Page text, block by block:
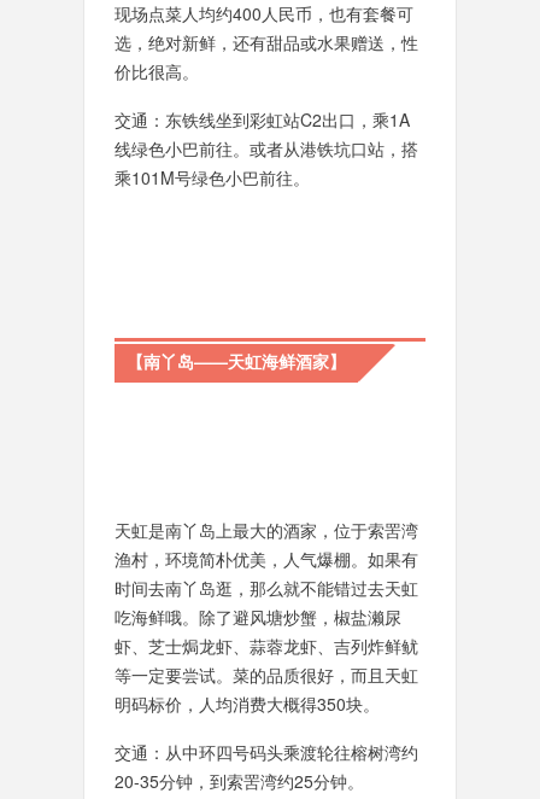
现场点菜人均约400人民币，也有套餐可
选，绝对新鲜，还有甜品或水果赠送，性
价比很高。
交通：东铁线坐到彩虹站C2出口，乘1A
线绿色小巴前往。或者从港铁坑口站，搭
乘101M号绿色小巴前往。
【南丫岛——天虹海鲜酒家】
天虹是南丫岛上最大的酒家，位于索罟湾
渔村，环境简朴优美，人气爆棚。如果有
时间去南丫岛逛，那么就不能错过去天虹
吃海鲜哦。除了避风塘炒蟹，椒盐濑尿
虾、芝士焗龙虾、蒜蓉龙虾、吉列炸鲜鱿
等一定要尝试。菜的品质很好，而且天虹
明码标价，人均消费大概得350块。
交通：从中环四号码头乘渡轮往榕树湾约
20-35分钟，到索罟湾约25分钟。